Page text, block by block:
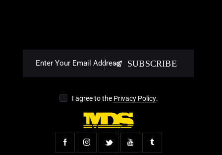
SUBSCRIBE
I agree to the Privacy Policy.